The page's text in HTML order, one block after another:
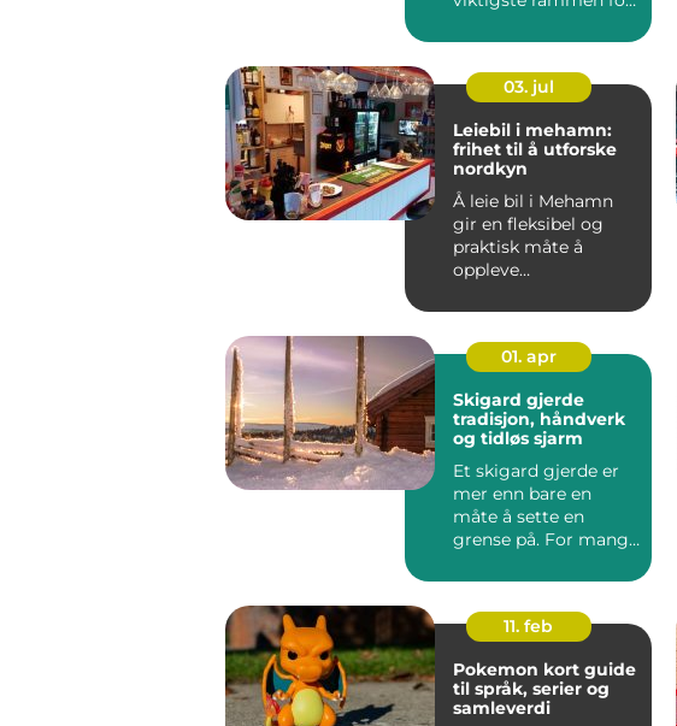
Ski...
03. jul
Leiebil i mehamn:
frihet til å utforske
nordkyn
Å leie bil i Mehamn
gir en fleksibel og
praktisk måte å
oppleve
Mange som kommer
01. apr
Skigard gjerde
tradisjon, håndverk
og tidløs sjarm
Et skigard gjerde er
mer enn bare en
måte å sette en
grense på. For mange
vare p...
11. feb
Pokemon kort guide
til språk, serier og
samleverdi